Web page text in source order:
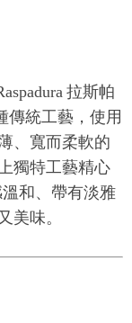
拉斯帕
傳統工藝，使用
、寬而柔軟的
獨特工藝精心
和、帶有淡雅
美味。